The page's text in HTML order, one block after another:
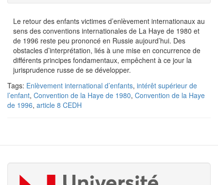
Le retour des enfants victimes d’enlèvement internationaux au
sens des conventions internationales de La Haye de 1980 et
de 1996 reste peu prononcé en Russie aujourd’hui. Des
obstacles d’interprétation, liés à une mise en concurrence de
différents principes fondamentaux, empêchent à ce jour la
jurisprudence russe de se développer.
Tags: Enlèvement international d’enfants, intérêt supérieur de
l’enfant, Convention de la Haye de 1980, Convention de la Haye
de 1996, article 8 CEDH